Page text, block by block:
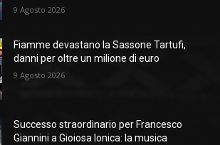
9 Agosto 2026
Fiamme devastano la Sassone Tartufi,
danni per oltre un milione di euro
9 Agosto 2026
Successo straordinario per Francesco
Giannini a Gioiosa Ionica: la musica